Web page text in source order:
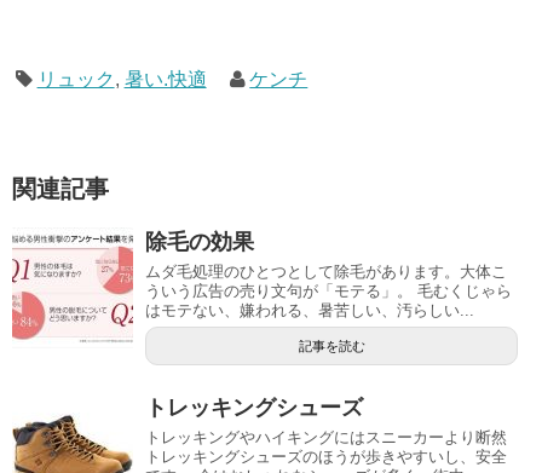
リュック , 暑い.快適 ケンチ
関連記事
除毛の効果
ムダ毛処理のひとつとして除毛があります。大体こ
ういう広告の売り文句が「モテる」。 毛むくじゃら
はモテない、嫌われる、暑苦しい、汚らしい...
記事を読む
トレッキングシューズ
トレッキングやハイキングにはスニーカーより断然
トレッキングシューズのほうが歩きやすいし、安全